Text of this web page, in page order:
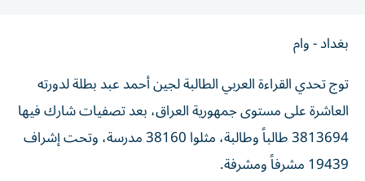
بغداد - وام
توج تحدي القراءة العربي الطالبة لجين أحمد عبد بطلة لدورته
العاشرة على مستوى جمهورية العراق، بعد تصفيات شارك فيها
3813694 طالباً وطالبة، مثلوا 38160 مدرسة، وتحت إشراف
19439 مشرفاً ومشرفة.